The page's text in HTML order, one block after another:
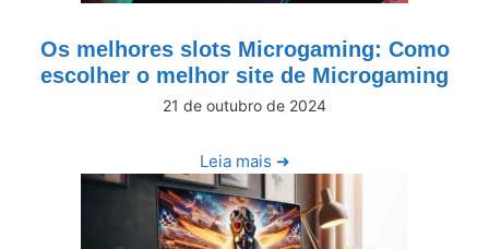
Os melhores slots Microgaming: Como
escolher o melhor site de Microgaming
21 de outubro de 2024
Leia mais ➜